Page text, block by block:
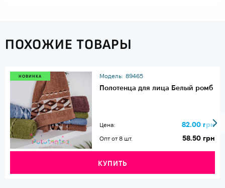
ПОХОЖИЕ ТОВАРЫ
НОВИНКА Модель: 89465
Полотенца для лица Белый ромб
Цена: 82.00 грн
Опт от 8 шт. 58.50 грн
КУПИТЬ